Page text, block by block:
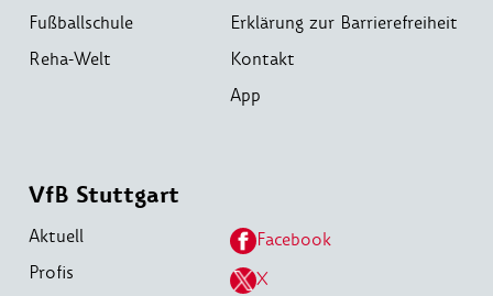
Fußballschule
Reha-Welt
Erklärung zur Barrierefreiheit
Kontakt
App
VfB Stuttgart
Aktuell
Profis
Facebook
X